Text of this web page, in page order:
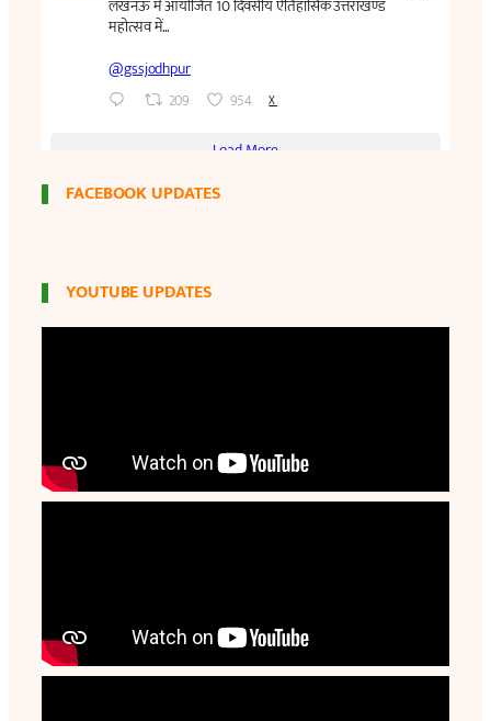
FACEBOOK UPDATES
YOUTUBE UPDATES